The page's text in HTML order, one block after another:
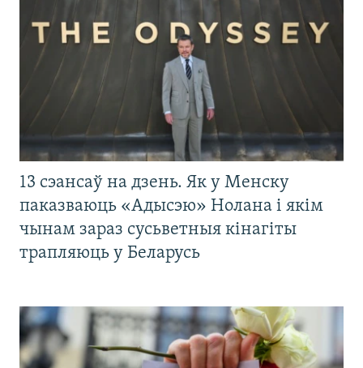
13 сэансаў на дзень. Як у Менску
паказваюць «Адысэю» Нолана і якім
чынам зараз сусьветныя кінагіты
трапляюць у Беларусь